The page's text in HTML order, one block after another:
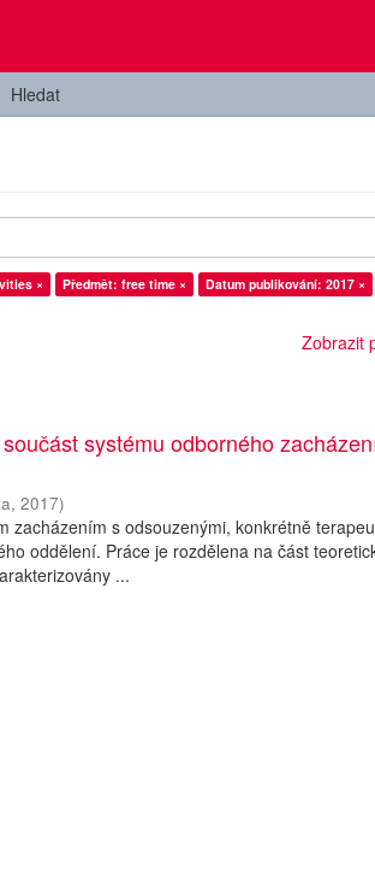
Hledat
× Předmět: free time ×
Datum publikování: 2017 ×
Zobrazit
systému odborného
,2017)
zacházením s odsouzenými, konkrétně
oddělení. Práce je rozdělena na část
...